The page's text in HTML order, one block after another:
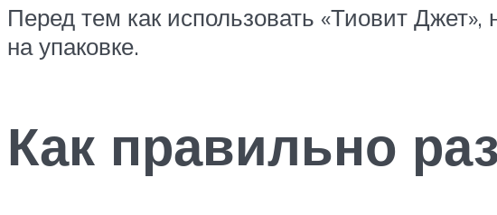
Перед тем как использовать «Тиовит
на упаковке.
Как правильно